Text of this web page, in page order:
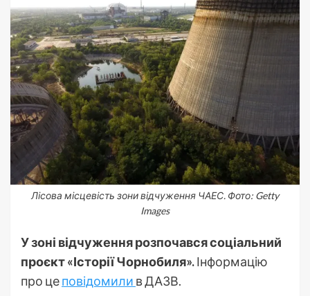
Лісова місцевість зони відчуження ЧАЕС. Фото: Getty
Images
У зоні відчуження розпочався соціальний
проєкт «Історії Чорнобиля».Інформацію
про цеповідомили в ДАЗВ.